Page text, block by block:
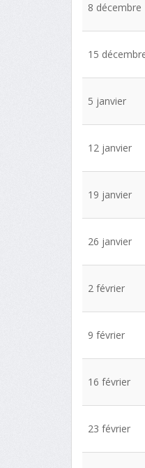
8 décembre
15
5 janvier
12 janvier
19 janvier
26 janvier
2 février
9 février
16 février
23 février